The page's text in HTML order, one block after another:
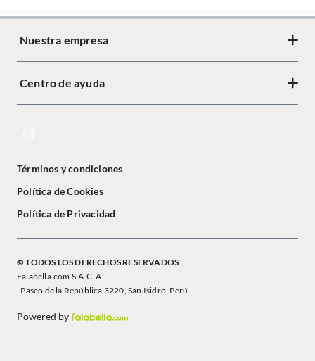
Nuestra empresa
Centro de ayuda
Términos y condiciones
Política de Cookies
Política de Privacidad
© TODOS LOS DERECHOS RESERVADOS
Falabella.com S.A.C. A
. Paseo de la República 3220, San Isidro, Perú
Powered by